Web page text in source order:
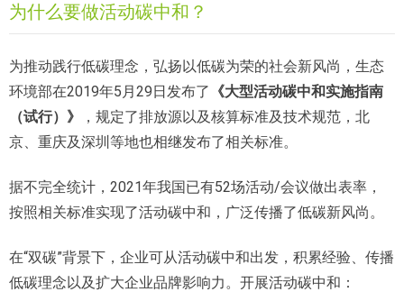
为什么要做活动碳中和？
为推动践行低碳理念，弘扬以低碳为荣的社会新风尚，生态
环境部在2019年5月29日发布了 《大型活动碳中和实施指南
（试行）》
，规定了排放源以及核算标准及技术规范，北
京、重庆及深圳等地也相继发布了相关标准。
据不完全统计，2021年我国已有52场活动/会议做出表率，
按照相关标准实现了活动碳中和，广泛传播了低碳新风尚。
在“双碳”背景下，企业可从活动碳中和出发，积累经验、传播
低碳理念以及扩大企业品牌影响力。开展活动碳中和：